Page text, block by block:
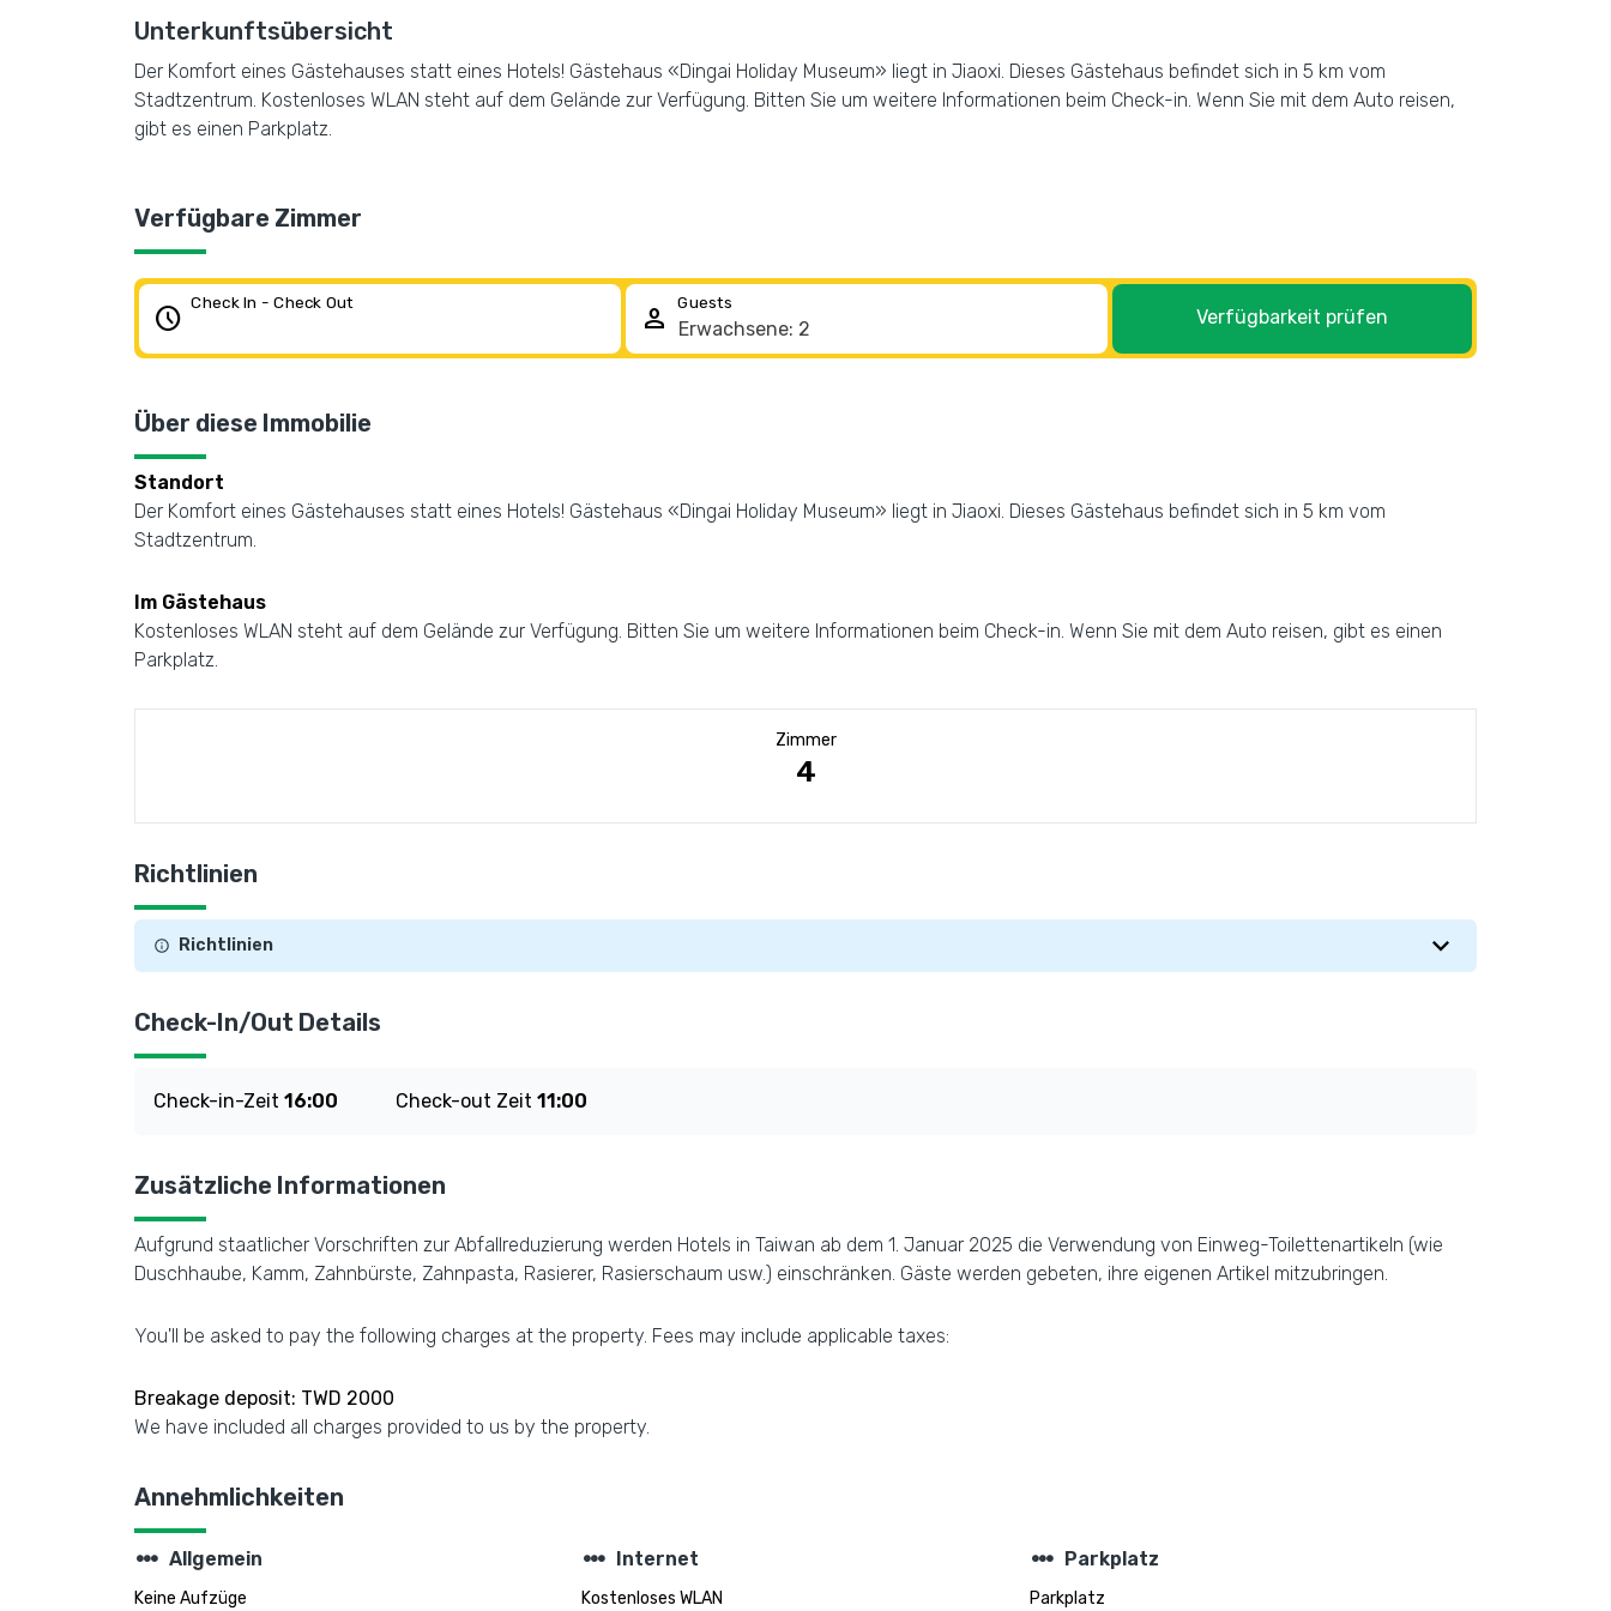
Unterkunftsübersicht
Der Komfort eines Gästehauses statt eines Hotels! Gästehaus «Dingai Holiday Museum» liegt in Jiaoxi. Dieses Gästehaus befindet sich in 5 km vom
Stadtzentrum. Kostenloses WLAN steht auf dem Gelände zur Verfügung. Bitten Sie um weitere Informationen beim Check-in. Wenn Sie mit dem Auto reisen,
gibt es einen Parkplatz.
Verfügbare Zimmer
schedule Check In - Check Out person Guests
Verfügbarkeit prüfen
Über diese Immobilie
Standort
Der Komfort eines Gästehauses statt eines Hotels! Gästehaus «Dingai Holiday Museum» liegt in Jiaoxi. Dieses Gästehaus befindet sich in 5 km vom
Stadtzentrum.
Im Gästehaus
Kostenloses WLAN steht auf dem Gelände zur Verfügung. Bitten Sie um weitere Informationen beim Check-in. Wenn Sie mit dem Auto reisen, gibt es einen
Parkplatz.
Zimmer
4
Richtlinien
Richtlinien
Check-In/Out Details
Check-in-Zeit 16:00 Check-out Zeit 11:00
Zusätzliche Informationen
Aufgrund staatlicher Vorschriften zur Abfallreduzierung werden Hotels in Taiwan ab dem 1. Januar 2025 die Verwendung von Einweg-Toilettenartikeln (wie
Duschhaube, Kamm, Zahnbürste, Zahnpasta, Rasierer, Rasierschaum usw.) einschränken. Gäste werden gebeten, ihre eigenen Artikel mitzubringen.
You'll be asked to pay the following charges at the property. Fees may include applicable taxes:
Breakage deposit: TWD 2000
We have included all charges provided to us by the property.
Annehmlichkeiten
steppers Allgemein
Keine Aufzüge
steppers Internet
Kostenloses WLAN
steppers Parkplatz
Parkplatz